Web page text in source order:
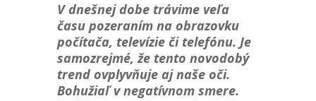
V dnešnej dobe trávime veľa
času pozeraním na obrazovku
počítača, televízie či telefónu. Je
samozrejmé, že tento novodobý
trend ovplyvňuje aj naše oči.
Bohužiaľ v negatívnom smere.